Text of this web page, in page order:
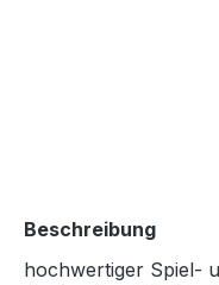
Beschreibung
hochwertiger Spiel-